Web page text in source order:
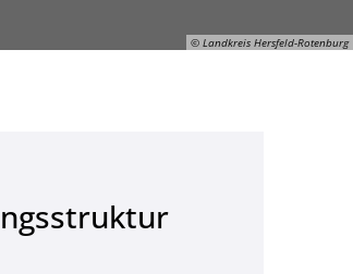
© Landkreis Hersfeld-Rotenburg